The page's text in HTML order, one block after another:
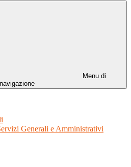
Menu di
navigazione
Generali e Amministrativi